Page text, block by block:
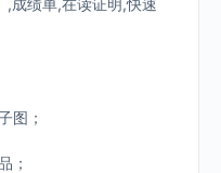
,成绩单,在读证明,快速
图；
；